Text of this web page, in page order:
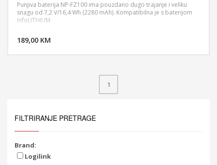
Punjiva baterija NP-FZ100 ima pouzdano dugo trajanje i veliku
snagu od 7,2 V/16,4 Wh (2280 mAh). Kompatibilna je s baterijom
InfoLITHIUM.
189,00 KM
1
FILTRIRANJE PRETRAGE
Brand:
Logilink